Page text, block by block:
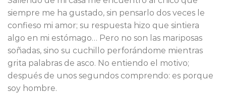
siempre me ha gustado, sin pensarlo dos veces le
confieso mi amor; su respuesta hizo que sintiera
algo en mi estómago… Pero no son las mariposas
soñadas, sino su cuchillo perforándome mientras
grita palabras de asco. No entiendo el motivo;
después de unos segundos comprendo: es porque
soy hombre.